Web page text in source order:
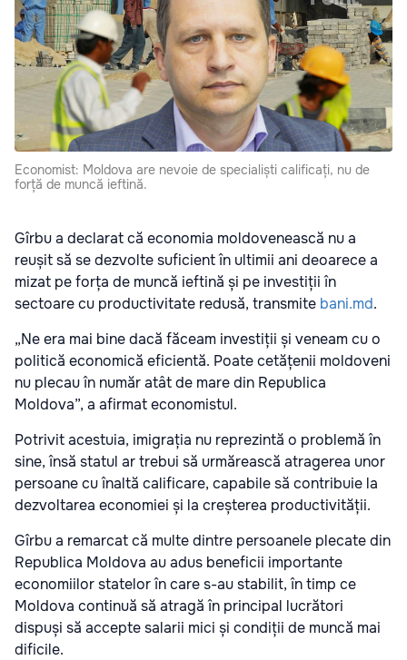
Economist: Moldova are nevoie de specialiști calificați, nu de
forță de muncă ieftină.
Gîrbu a declarat că economia moldovenească nu a
reușit să se dezvolte suficient în ultimii ani deoarece a
mizat pe forța de muncă ieftină și pe investiții în
sectoare cu productivitate redusă, transmite bani.md.
„Ne era mai bine dacă făceam investiții și veneam cu o
politică economică eficientă. Poate cetățenii moldoveni
nu plecau în număr atât de mare din Republica
Moldova”, a afirmat economistul.
Potrivit acestuia, imigrația nu reprezintă o problemă în
sine, însă statul ar trebui să urmărească atragerea unor
persoane cu înaltă calificare, capabile să contribuie la
dezvoltarea economiei și la creșterea productivității.
Gîrbu a remarcat că multe dintre persoanele plecate din
Republica Moldova au adus beneficii importante
economiilor statelor în care s-au stabilit, în timp ce
Moldova continuă să atragă în principal lucrători
dispuși să accepte salarii mici și condiții de muncă mai
dificile.